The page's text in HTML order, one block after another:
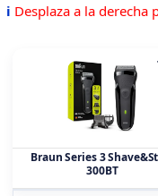
ℹ Desplaza a la derecha
Braun Series 3
300BT